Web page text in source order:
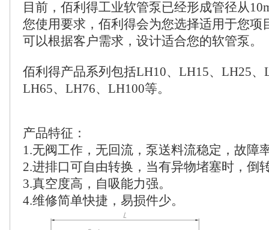
目前，佰利得工业软管泵已经形成管径从
您使用要求，佰利得会为您选择适用于您项
可以根据客户需求，设计适合您的软管泵。
佰利得产品系列包括LH10、LH15、LH25
LH65、LH76、LH100等。
产品特征：
1.无阀工作，无回流，泵送料流稳定，故障
2.进排口可自由转换，当有异物堵塞时，倒
3.真空度高，自吸能力强。
4.维修简单快捷，易损件少。